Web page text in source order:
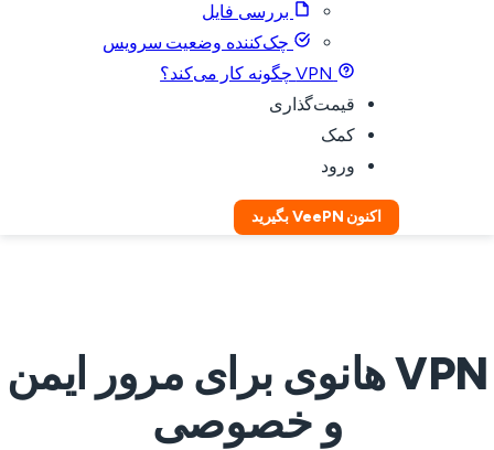
بررسی فایل
چک‌کننده وضعیت سرویس
VPN چگونه کار می‌کند؟
قیمت‌گذاری
کمک
ورود
اکنون VeePN بگیرید
VPN هانوی برای مرور ایمن
و خصوصی